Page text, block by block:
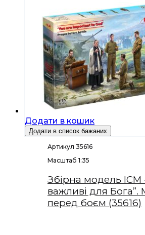
Додати в кошик
Додати в список бажаних
Артикул 35616
Масштаб 1:35
Збірна модель ICM
важливі для Бога”.
перед боєм (35616)